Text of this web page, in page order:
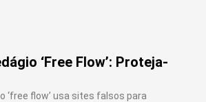
‘Free Flow’: Proteja-
‘free flow’ usa sites falsos para